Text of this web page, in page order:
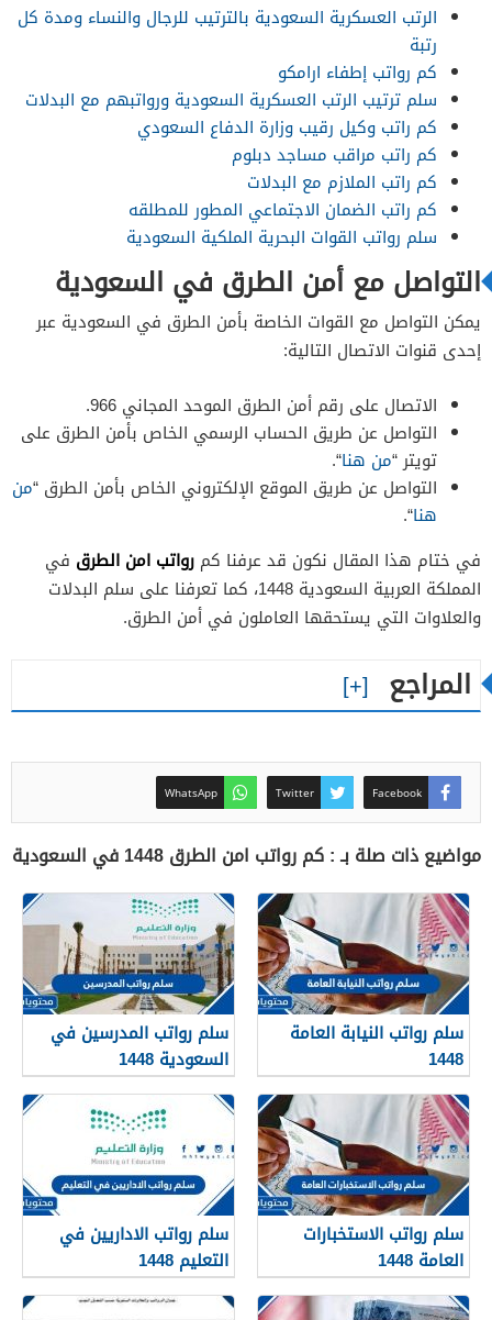
الرتب العسكرية السعودية بالترتيب للرجال والنساء ومدة كل
رتبة
كم رواتب إطفاء ارامكو
سلم ترتيب الرتب العسكرية السعودية ورواتبهم مع البدلات
كم راتب وكيل رقيب وزارة الدفاع السعودي
كم راتب مراقب مساجد دبلوم
كم راتب الملازم مع البدلات
كم راتب الضمان الاجتماعي المطور للمطلقه
سلم رواتب القوات البحرية الملكية السعودية
التواصل مع أمن الطرق في السعودية
يمكن التواصل مع القوات الخاصة بأمن الطرق في السعودية عبر
إحدى قنوات الاتصال التالية:
الاتصال على رقم أمن الطرق الموحد المجاني 966.
التواصل عن طريق الحساب الرسمي الخاص بأمن الطرق على
تويتر “من هنا“.
التواصل عن طريق الموقع الإلكتروني الخاص بأمن الطرق “من
هنا“.
في ختام هذا المقال نكون قد عرفنا كم رواتب امن الطرق في
المملكة العربية السعودية 1448، كما تعرفنا على سلم البدلات
والعلاوات التي يستحقها العاملون في أمن الطرق.
المراجع
Facebook
Twitter
WhatsApp
مواضيع ذات صلة بـ : كم رواتب امن الطرق 1448 في السعودية
سلم رواتب النيابة العامة
1448
سلم رواتب المدرسين في
السعودية 1448
سلم رواتب الاستخبارات
العامة 1448
سلم رواتب الاداريين في
التعليم 1448